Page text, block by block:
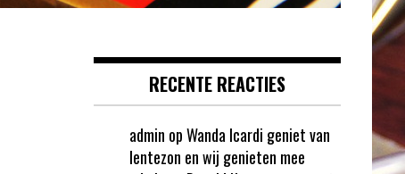
RECENTE REACTIES
admin opWanda Icardi geniet van
lentezon en wij genieten mee